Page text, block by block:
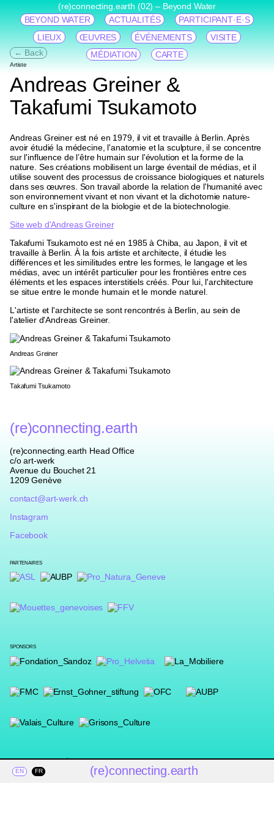
EN FR (re)connecting.earth
← Back
(re)connecting.earth (02) – Beyond Water
BEYOND WATER
ACTUALITÉS
PARTICIPANT·E·S
LIEUX
ŒUVRES ÉVÉNEMENTS
VISITE
MÉDIATION
CARTE
Artiste
Andreas Greiner &
Takafumi Tsukamoto
Andreas Greiner est né en 1979, il vit et travaille à Berlin. Après
avoir étudié la médecine, l'anatomie et la sculpture, il se concentre
sur l'influence de l’être humain sur l'évolution et la forme de la
nature. Ses créations mobilisent un large éventail de médias, et il
utilise souvent des processus de croissance biologiques et naturels
dans ses œuvres. Son travail aborde la relation de l'humanité avec
son environnement vivant et non vivant et la dichotomie nature-
culture en s'inspirant de la biologie et de la biotechnologie.
Site web d'Andreas Greiner
Takafumi Tsukamoto est né en 1985 à Chiba, au Japon, il vit et
travaille à Berlin. À la fois artiste et architecte, il étudie les
différences et les similitudes entre les formes, le langage et les
médias, avec un intérêt particulier pour les frontières entre ces
éléments et les espaces interstitiels créés. Pour lui, l'architecture
se situe entre le monde humain et le monde naturel.
L'artiste et l'architecte se sont rencontrés à Berlin, au sein de
l'atelier d'Andreas Greiner.
Andreas Greiner
Takafumi Tsukamoto
(re)connecting.earth
(re)connecting.earth Head Office
c/o art-werk
Avenue du Bouchet 21
1209 Genève
contact@art-werk.ch
Instagram
Facebook
PARTENAIRES
SPONSORS